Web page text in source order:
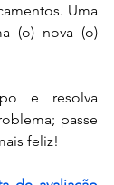
Uma
(o) nova (o)
e resolva
passe
feliz!